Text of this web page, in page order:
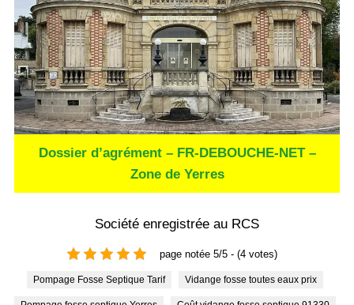
Dossier d’agrément – FR-DEBOUCHE-NET –
Zone de Yerres
Société enregistrée au RCS
page notée 5/5 - (4 votes)
Pompage Fosse Septique Tarif Vidange fosse toutes eaux prix